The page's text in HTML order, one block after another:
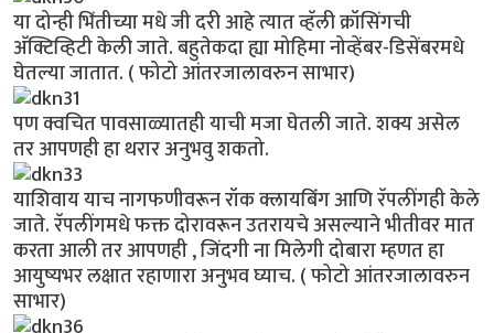
या दोन्ही भिंतीच्या मधे जी दरी आहे त्यात व्हॅली क्रॉसिंगची
अ‍ॅक्टिव्हिटी केली जाते. बहुतेकदा ह्या मोहिमा नोव्हेंबर-डिसेंबरमधे
घेतल्या जातात. ( फोटो आंतरजालावरुन साभार)
पण क्वचित पावसाळ्यातही याची मजा घेतली जाते. शक्य असेल
तर आपणही हा थरार अनुभवु शकतो.
याशिवाय याच नागफणीवरून रॉक क्लायबिंंग आणि रॅपलींगही केले
जाते. रॅपलींगमधे फक्त दोरावरून उतरायचे असल्याने भीतीवर मात
करता आली तर आपणही , जिंदगी ना मिलेगी दोबारा म्हणत हा
आयुष्यभर लक्षात रहाणारा अनुभव घ्याच. ( फोटो आंतरजालावरुन
साभार)